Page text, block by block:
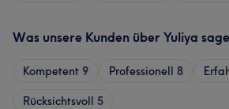
Was unsere Kunden über Yuliya
Kompetent 9 Professionell 8
Rücksichtsvoll 5